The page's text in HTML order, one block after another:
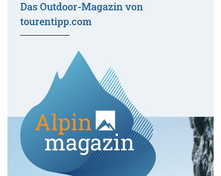
Das Outdoor-Magazin von
tourentipp.com